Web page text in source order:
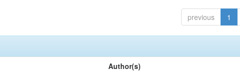
previous 1
Author(s)